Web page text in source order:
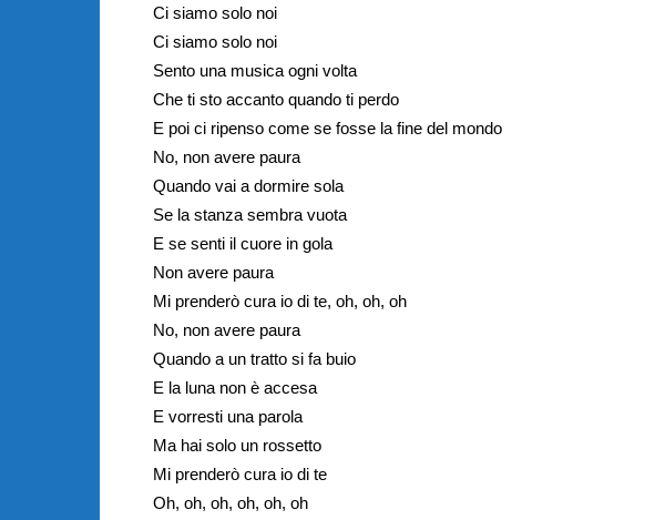
Ci siamo solo noi
Ci siamo solo noi
Sento una musica ogni volta
Che ti sto accanto quando ti perdo
E poi ci ripenso come se fosse la fine del mondo
No, non avere paura
Quando vai a dormire sola
Se la stanza sembra vuota
E se senti il cuore in gola
Non avere paura
Mi prenderò cura io di te, oh, oh, oh
No, non avere paura
Quando a un tratto si fa buio
E la luna non è accesa
E vorresti una parola
Ma hai solo un rossetto
Mi prenderò cura io di te
Oh, oh, oh, oh, oh, oh